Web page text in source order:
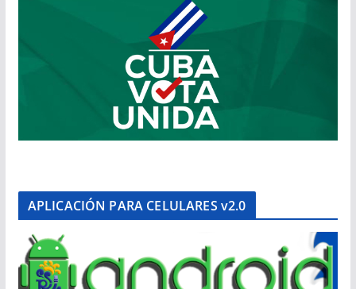
APLICACIÓN PARA CELULARES v2.0